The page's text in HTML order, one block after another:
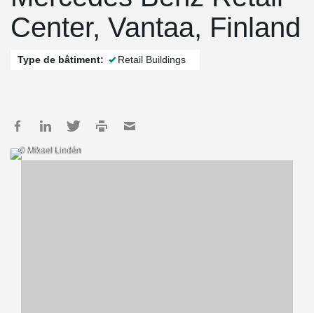
Center, Vantaa, Finland
Type de bâtiment: Retail Buildings
© Mikael Lindén